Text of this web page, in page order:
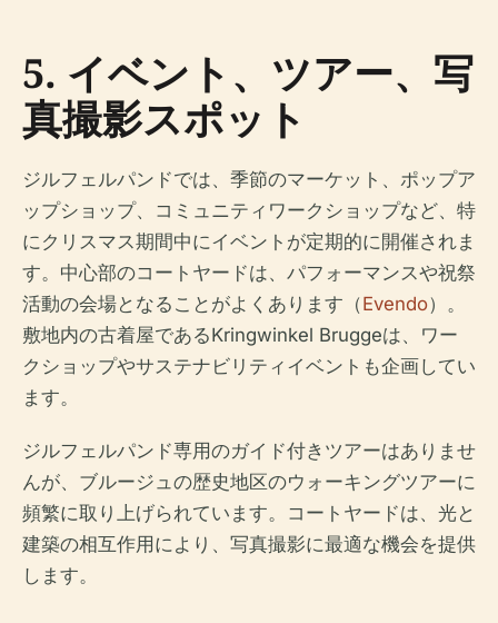
5. イベント、ツアー、写
真撮影スポット
ジルフェルパンドでは、季節のマーケット、ポップア
ップショップ、コミュニティワークショップなど、特
にクリスマス期間中にイベントが定期的に開催されま
す。中心部のコートヤードは、パフォーマンスや祝祭
活動の会場となることがよくあります（Evendo）。
敷地内の古着屋であるKringwinkel Bruggeは、ワー
クショップやサステナビリティイベントも企画してい
ます。
ジルフェルパンド専用のガイド付きツアーはありませ
んが、ブルージュの歴史地区のウォーキングツアーに
頻繁に取り上げられています。コートヤードは、光と
建築の相互作用により、写真撮影に最適な機会を提供
します。